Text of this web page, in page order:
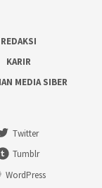
REDAKSI
KARIR
MEDIA SIBER
Twitter
Tumblr
WordPress